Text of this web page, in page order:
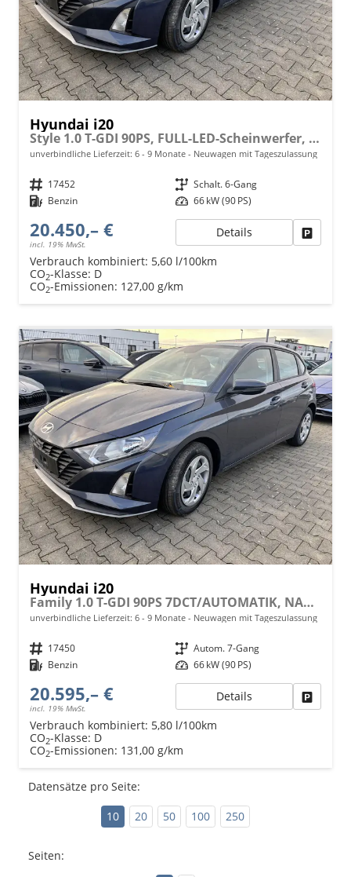
Hyundai i20
Style 1.0 T-GDI 90PS, FULL-LED-Scheinwerfer, NAVI 10,25", Sitzheizung, 17" ALU, SmartKey, Induktives Laden, Klimaautomatik, Privacy-Glas, Parksensoren hinten, Rückfahrkamera, Tempomat, Beheiztes Lederlenkrad, Reserverad, Alarm, Armlehne, 4x elektr. Fensterhebe
unverbindliche Lieferzeit: 6 - 9 Monate Neuwagen mit Tageszulassung
Fahrzeugnr. 17452 Getriebe Schalt. 6-Gang
Kraftstoff Benzin Leistung 66 kW (90 PS)
20.450,– €
incl. 19% MwSt.
Details
Verbrauch kombiniert: 5,60 l/100km
CO2-Klasse: D
CO2-Emissionen: 127,00 g/km
Hyundai i20
Family 1.0 T-GDI 90PS 7DCT/AUTOMATIK, NAVI 10,25", Winter-Pack: Sitzheizung + Lenkradheizung, 16" ALU, Klimaautomatik, Privacy-Glas, Parksensoren hinten, Rückfahrkamera, Tempomat, Lederlenkrad, Reserverad, Alarm, Armlehne
unverbindliche Lieferzeit: 6 - 9 Monate Neuwagen mit Tageszulassung
Fahrzeugnr. 17450 Getriebe Autom. 7-Gang
Kraftstoff Benzin Leistung 66 kW (90 PS)
20.595,– €
incl. 19% MwSt.
Details
Verbrauch kombiniert: 5,80 l/100km
CO2-Klasse: D
CO2-Emissionen: 131,00 g/km
Datensätze pro Seite:
10
20 50 100 250
Seiten: